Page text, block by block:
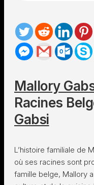
Mallory
Racines
Gabsi
L’histoire familiale de
où ses racines sont
famille belge, Mallory